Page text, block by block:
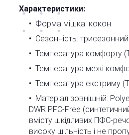
Характеристики:
Форма мішка: кокон
Сезонність: трисезонний
Температура комфорту
Температура межі
Температура екстриму
Матеріал зовнішній:
DWR PFC-Free
вмісту шкідливих ПФС-
високу щільність і не